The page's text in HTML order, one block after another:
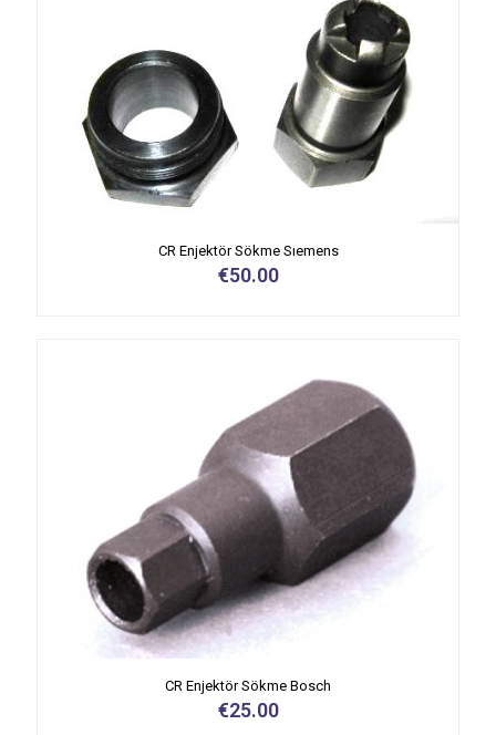
CR Enjektör Sökme Sıemens
€50.00
CR Enjektör Sökme Bosch
€25.00